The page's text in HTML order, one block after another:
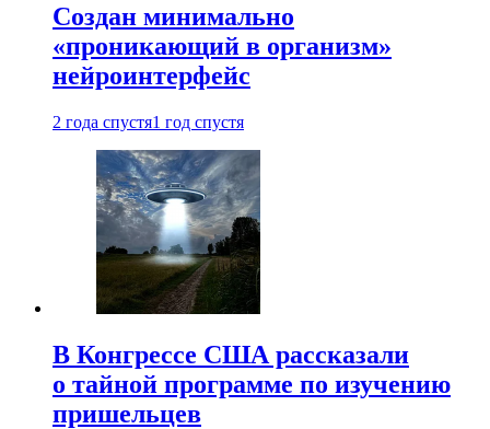
Создан минимально
«проникающий в организм»
нейроинтерфейс
2 года спустя1 год спустя
В Конгрессе США рассказали
о тайной программе по изучению
пришельцев